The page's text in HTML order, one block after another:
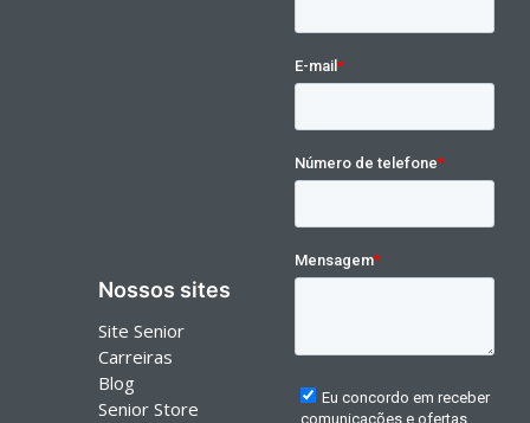
Nossos sites
Site Senior
Carreiras
Blog
Senior Store